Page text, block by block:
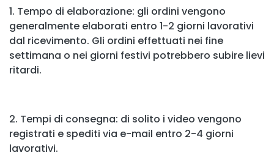
1. Tempo di elaborazione: gli ordini vengono
generalmente elaborati entro 1-2 giorni lavorativi
dal ricevimento. Gli ordini effettuati nei fine
settimana o nei giorni festivi potrebbero subire lievi
ritardi.
2. Tempi di consegna: di solito i video vengono
registrati e spediti via e-mail entro 2-4 giorni
lavorativi.